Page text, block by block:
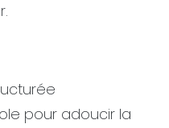
pour adoucir la